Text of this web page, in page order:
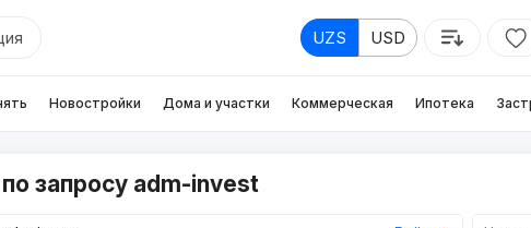
UZS USD
Новостройки Дома и участки Коммерческая Ипотека
запросу adm-invest